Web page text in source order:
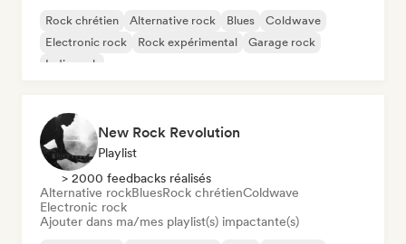
Rock chrétien Alternative rock Blues
Coldwave
Electronic rock
Rock expérimental
Garage rock
Indie rock
New Rock Revolution
Playlist
> 2000 feedbacks réalisés
Alternative rockBluesRock chrétienColdwave
Electronic rock
Ajouter dans ma/mes playlist(s) impactante(s)